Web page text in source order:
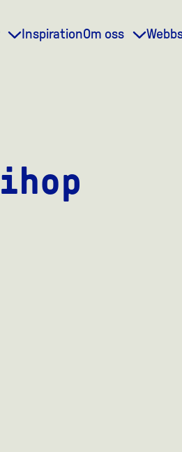
InspirationOm oss